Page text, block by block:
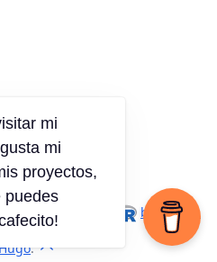
, blogdown
.
mi
mi
proyectos,
puedes